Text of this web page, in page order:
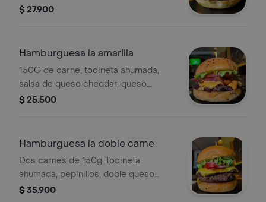
tocineta ahumada, vegetales y pan
$ 27.900
Hamburguesa la amarilla
150G de carne, tocineta ahumada,
salsa de queso cheddar, queso
cheddar tajado, vegetales y pan
$ 25.500
Hamburguesa la doble carne
Dos carnes de 150g, tocineta
ahumada, pepinillos, doble queso
cheddar, salsa de la casa, vegetales y
$ 35.900